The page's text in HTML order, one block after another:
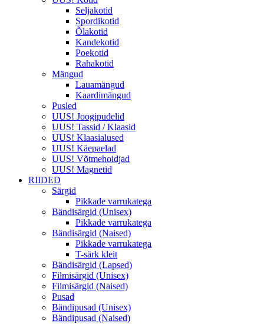
Seljakotid
Spordikotid
Õlakotid
Kandekotid
Poekotid
Rahakotid
Mängud
Lauamängud
Kaardimängud
Pusled
UUS! Joogipudelid
UUS! Tassid / Klaasid
UUS! Klaasialused
UUS! Käepaelad
UUS! Võtmehoidjad
UUS! Magnetid
RIIDED
Särgid
Pikkade varrukatega
Bändisärgid (Unisex)
Pikkade varrukatega
Bändisärgid (Naised)
Pikkade varrukatega
T-särk kleit
Bändisärgid (Lapsed)
Filmisärgid (Unisex)
Filmisärgid (Naised)
Pusad
Bändipusad (Unisex)
Bändipusad (Naised)